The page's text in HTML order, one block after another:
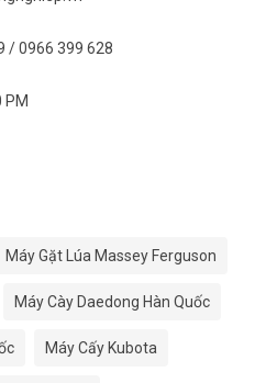
/ 0966 399 628
PM
Máy Gặt Lúa Massey Ferguson
Máy Cày Daedong Hàn Quốc
Máy Cấy Kubota